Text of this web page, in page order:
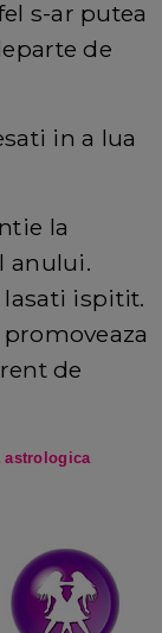
s-ar putea
de
in a lua
la
anului.
ispitit.
de
astrologica